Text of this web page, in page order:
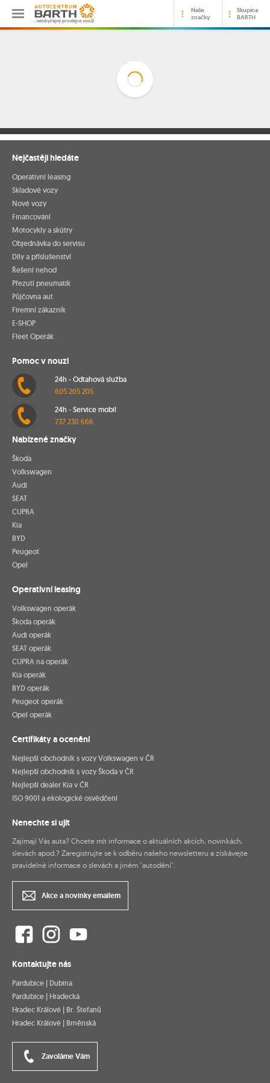
…neobyčejný prodejce vozů!
Naše
značky
Skupina
BARTH
Nejčastěji hledáte
Operativní leasing
Skladové vozy
Nové vozy
Financování
Motocykly a skútry
Objednávka do servisu
Díly a příslušenství
Řešení nehod
Přezutí pneumatik
Půjčovna aut
Firemní zákazník
E-SHOP
Fleet Operák
Pomoc v nouzi
24h - Odtahová služba
605 205 205
24h - Service mobil
737 230 666
Nabízené značky
Škoda
Volkswagen
Audi
SEAT
CUPRA
Kia
BYD
Peugeot
Opel
Operativní leasing
Volkswagen operák
Škoda operák
Audi operák
SEAT operák
CUPRA na operák
Kia operák
BYD operák
Peugeot operák
Opel operák
Certifikáty a ocenění
Nejlepší obchodník s vozy Volkswagen v ČR
Nejlepší obchodník s vozy Škoda v ČR
Nejlepší dealer Kia v ČR
ISO 9001 a ekologické osvědčení
Nenechte si ujít
Zajímají Vás auta? Chcete mít informace o aktuálních akcích, novinkách,
slevách apod.? Zaregistrujte se k odběru našeho newsletteru a získávejte
pravidelné informace o slevách a jiném "autodění".
Akce a novinky emailem
Kontaktujte nás
Pardubice | Dubina
Pardubice | Hradecká
Hradec Králové | Br. Štefanů
Hradec Králové | Brněnská
Zavoláme Vám